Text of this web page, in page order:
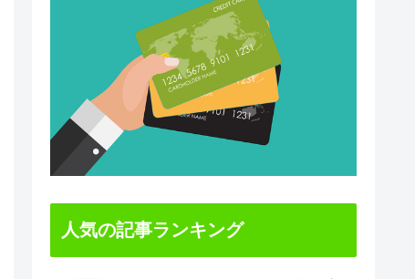
人気の記事ランキング